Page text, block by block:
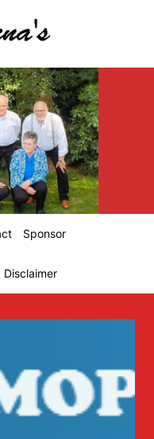
Sponsor
Disclaimer